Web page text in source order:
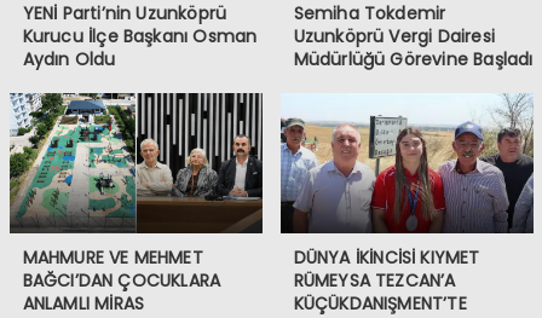
YENİ Parti’nin Uzunköprü
Kurucu İlçe Başkanı Osman
Aydın Oldu
Semiha Tokdemir
Uzunköprü Vergi Dairesi
Müdürlüğü Görevine Başladı
MAHMURE VE MEHMET
BAĞCI’DAN ÇOCUKLARA
ANLAMLI MİRAS
DÜNYA İKİNCİSİ KIYMET
RÜMEYSA TEZCAN’A
KÜÇÜKDANIŞMENT’TE